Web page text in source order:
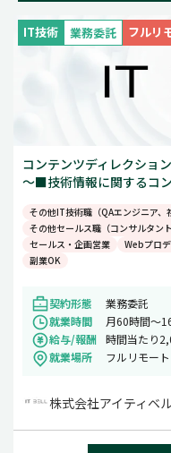
IT技術 業務委託 フルリ
コンテンツディレクショ
～■技術情報に関するコ
その他IT技術職（QAエンジニア、
その他セールス職（コンサルタン
セールス・企画営業
Webプロ
副業OK
契約形態
業務委託
就業時間
月60時間～
給与/報酬 時間当たり
就業場所
フルリモート
株式会社アイティベ